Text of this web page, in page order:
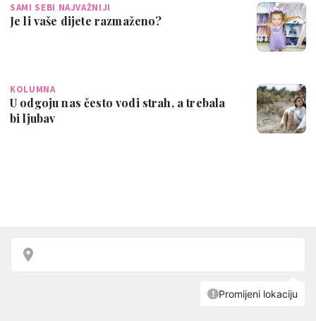
SAMI SEBI NAJVAŽNIJI
Je li vaše dijete razmaženo?
KOLUMNA
U odgoju nas često vodi strah, a trebala
bi ljubav